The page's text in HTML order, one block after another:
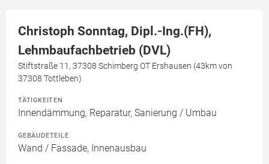
Christoph Sonntag, Dipl.-Ing.(FH),
Lehmbaufachbetrieb (DVL)
Stiftstraße 11, 37308 Schimberg OT Ershausen (43km von
37308 Tottleben)
TÄTIGKEITEN
Innendämmung, Reparatur, Sanierung / Umbau
GEBÄUDETEILE
Wand / Fassade, Innenausbau